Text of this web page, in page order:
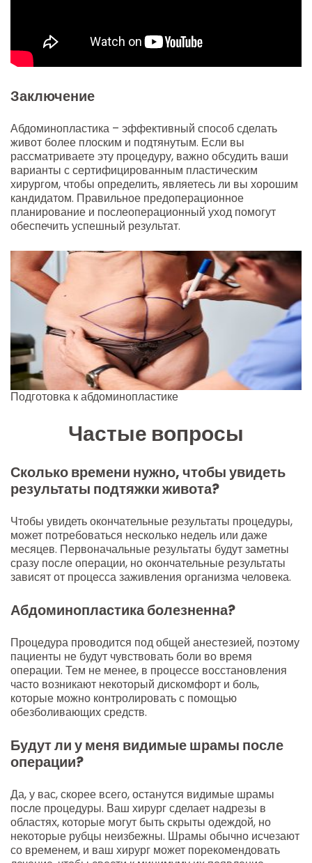
Заключение
Абдоминопластика – эффективный способ сделать
живот более плоским и подтянутым. Если вы
рассматриваете эту процедуру, важно обсудить ваши
варианты с сертифицированным пластическим
хирургом, чтобы определить, являетесь ли вы хорошим
кандидатом. Правильное предоперационное
планирование и послеоперационный уход помогут
обеспечить успешный результат.
Подготовка к абдоминопластике
Частые вопросы
Сколько времени нужно, чтобы увидеть
результаты подтяжки живота?
Чтобы увидеть окончательные результаты процедуры,
может потребоваться несколько недель или даже
месяцев. Первоначальные результаты будут заметны
сразу после операции, но окончательные результаты
зависят от процесса заживления организма человека.
Абдоминопластика болезненна?
Процедура проводится под общей анестезией, поэтому
пациенты не будут чувствовать боли во время
операции. Тем не менее, в процессе восстановления
часто возникают некоторый дискомфорт и боль,
которые можно контролировать с помощью
обезболивающих средств.
Будут ли у меня видимые шрамы после
операции?
Да, у вас, скорее всего, останутся видимые шрамы
после процедуры. Ваш хирург сделает надрезы в
областях, которые могут быть скрыты одеждой, но
некоторые рубцы неизбежны. Шрамы обычно исчезают
со временем, и ваш хирург может порекомендовать